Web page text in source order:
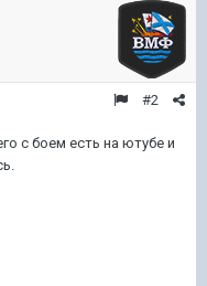
#2
с боем есть на ютубе и